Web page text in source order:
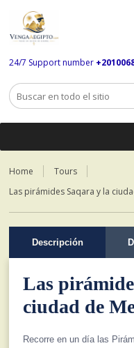
24/7 Support number
Home
Tours
Las pirámides Saqara y la
Descripción
Las
ciudad de
Recorre en un día las